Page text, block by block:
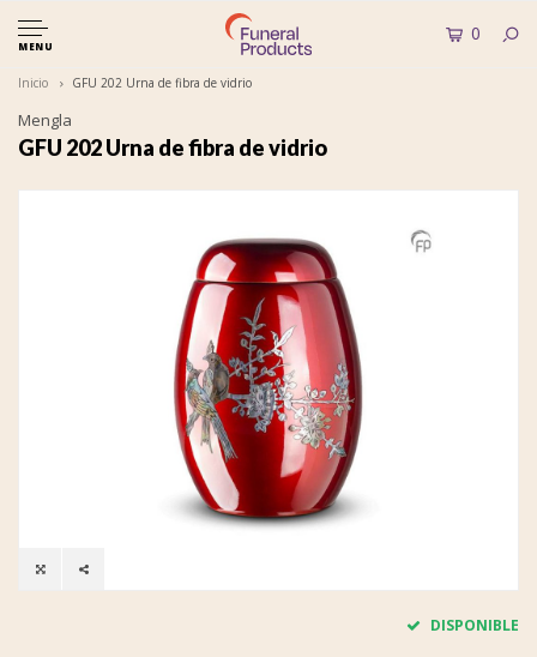
MENU
0
Inicio GFU 202 Urna de fibra de vidrio
Mengla
GFU 202 Urna de fibra de vidrio
DISPONIBLE